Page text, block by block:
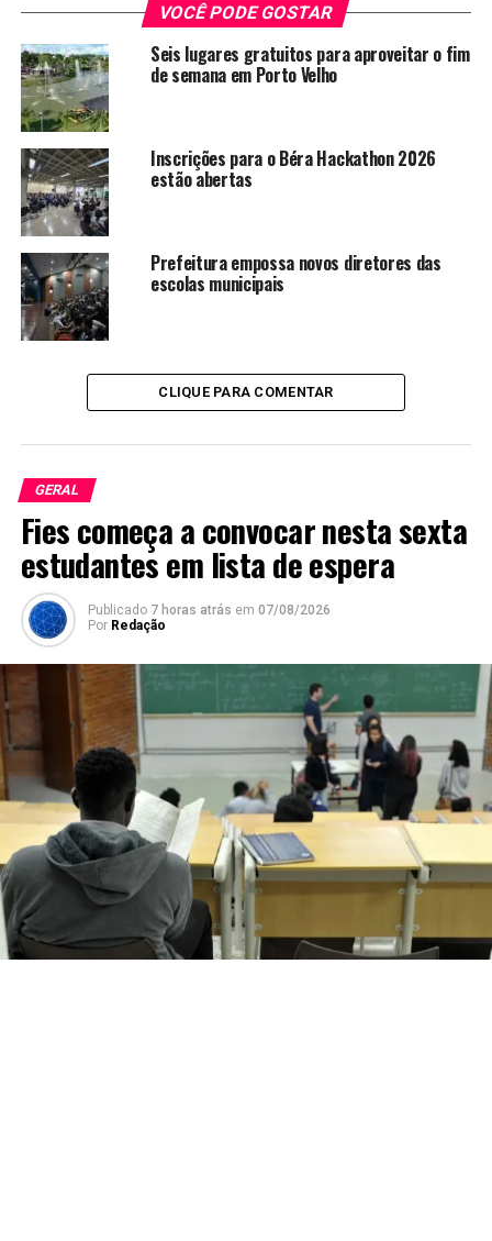
VOCÊ PODE GOSTAR
Seis lugares gratuitos para aproveitar o fim
de semana em Porto Velho
Inscrições para o Béra Hackathon 2026
estão abertas
Prefeitura empossa novos diretores das
escolas municipais
CLIQUE PARA COMENTAR
GERAL
Fies começa a convocar nesta sexta
estudantes em lista de espera
Publicado 7 horas atrás em 07/08/2026
Por Redação